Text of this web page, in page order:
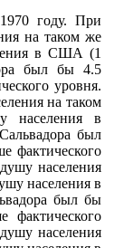
году. При
на таком же
в США (1
был бы 4.5
уровня.
на таком
населения в
был
фактического
населения
населения в
был бы
населения